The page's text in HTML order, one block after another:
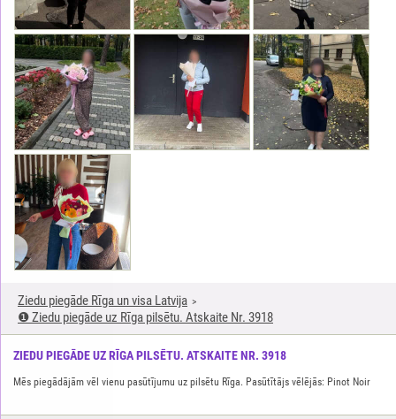
Ziedu piegāde Rīga un visa Latvija
❶ Ziedu piegāde uz Rīga pilsētu. Atskaite Nr. 3918
ZIEDU PIEGĀDE UZ RĪGA PILSĒTU. ATSKAITE NR. 3918
Mēs piegādājām vēl vienu pasūtījumu uz pilsētu Rīga. Pasūtītājs vēlējās: Pinot Noir